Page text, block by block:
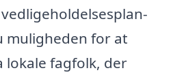
muligheden for at
fagfolk, der